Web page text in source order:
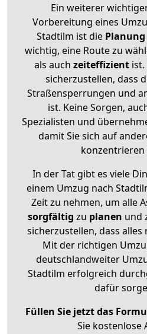
Ein weiterer
Vorbereitung eines
Stadtilm ist die
wichtig, eine Route zu
als auch zeiteffizientist.
sicherzustellen, dass
Straßensperrungen und
ist. Keine Sorgen,
Spezialisten und
damit Sie sich auf
konzentrieren
In der Tat gibt es viele
einem Umzug nach
Zeit zu nehmen, um alle
sorgfältig zu planen und
sicherzustellen, dass
Mit der richtigen
deutschlandweiter
Stadtilm erfolgreich
dafür
Füllen Sie jetzt das
Sie kostenlose